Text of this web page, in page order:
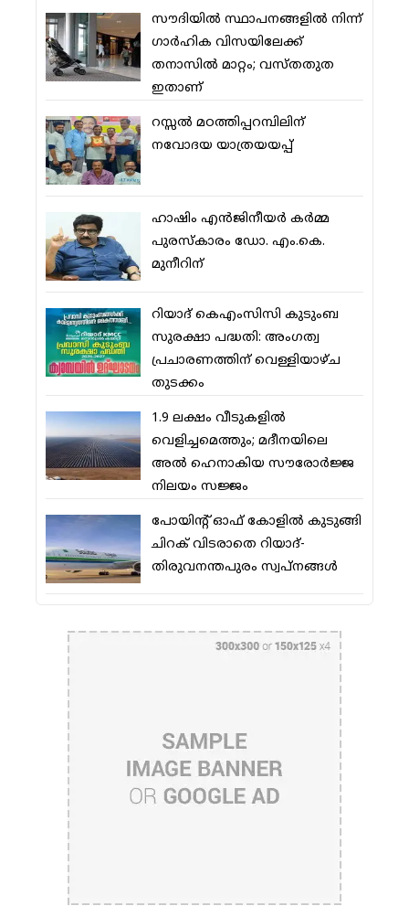
സൗദിയില്‍ സ്ഥാപനങ്ങളില്‍ നിന്ന്
ഗാര്‍ഹിക വിസയിലേക്ക്
തനാസില്‍ മാറ്റം; വസ്തതുത
ഇതാണ്
റസ്സല്‍ മഠത്തിപ്പറമ്പിലിന്
നവോദയ യാത്രയയപ്പ്
ഹാഷിം എന്‍ജിനീയര്‍ കര്‍മ്മ
പുരസ്‌കാരം ഡോ. എം.കെ.
മുനീറിന്
റിയാദ് കെഎംസിസി കുടുംബ
സുരക്ഷാ പദ്ധതി: അംഗത്വ
പ്രചാരണത്തിന് വെള്ളിയാഴ്ച
തുടക്കം
1.9 ലക്ഷം വീടുകളില്‍
വെളിച്ചമെത്തും; മദീനയിലെ
അല്‍ ഹെനാകിയ സൗരോര്‍ജ്ജ
നിലയം സജ്ജം
പോയിന്റ് ഓഫ് കോളില്‍ കുടുങ്ങി
ചിറക് വിടരാതെ റിയാദ്-
തിരുവനന്തപുരം സ്വപ്നങ്ങള്‍